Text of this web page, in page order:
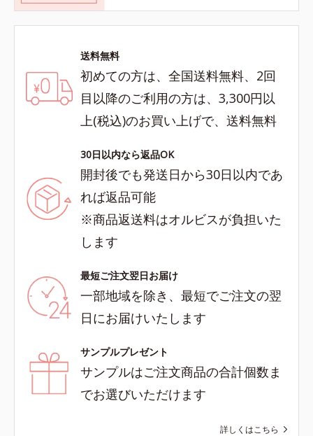
送料無料
初めての方は、全国送料無料、2回
目以降のご利用の方は、3,300円以
上(税込)のお買い上げで、送料無料
30日以内なら返品OK
開封後でも発送日から30日以内であ
れば返品可能
※商品返送料はオルビスが負担いた
します
最短ご注文翌日お届け
一部地域を除き、最短でご注文の翌
日にお届けいたします
サンプルプレゼント
サンプルはご注文商品の合計個数ま
でお選びいただけます
詳しくはこちら